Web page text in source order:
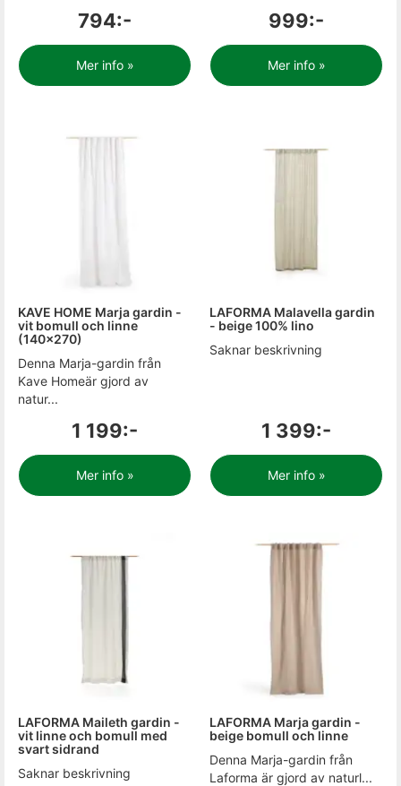
794:-
Mer info »
999:-
Mer info »
KAVE HOME Marja gardin -
vit bomull och linne
(140x270)
Denna Marja-gardin från
Kave Homeär gjord av
natur...
1 199:-
Mer info »
LAFORMA Malavella gardin
- beige 100% lino
Saknar beskrivning
1 399:-
Mer info »
LAFORMA Maileth gardin -
vit linne och bomull med
svart sidrand
Saknar beskrivning
LAFORMA Marja gardin -
beige bomull och linne
Denna Marja-gardin från
Laforma är gjord av naturl...